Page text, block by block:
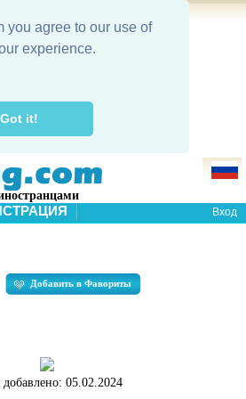
you agree to our use of
experience.
Got it!
Вход
Добавить в Фавориты
05.02.2024